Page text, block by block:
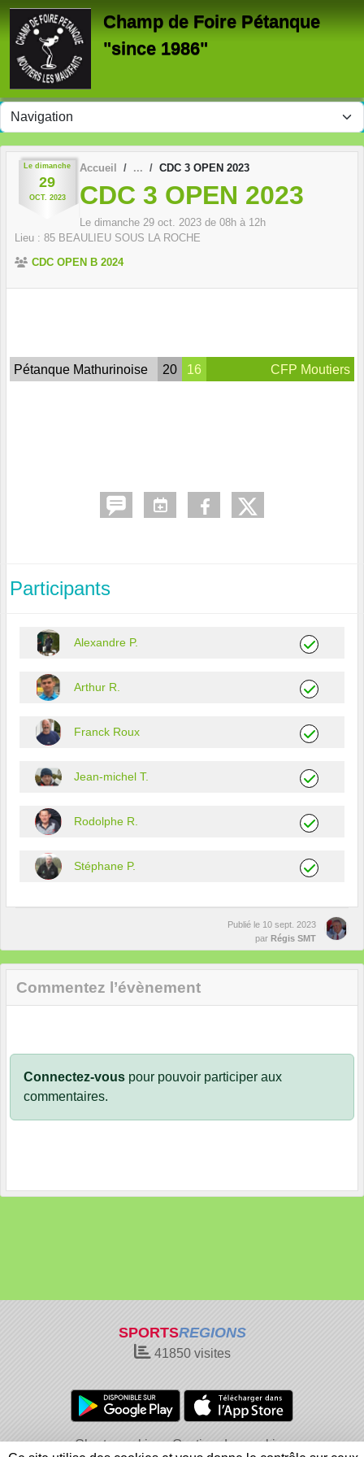
Champ de Foire Pétanque
"since 1986"
Le dimanche
29
OCT. 2023
Accueil CDC 3 OPEN 2023
CDC 3 OPEN 2023
Le dimanche 29 oct. 2023 de 08h à 12h
Lieu : 85 BEAULIEU SOUS LA ROCHE
CDC OPEN B 2024
Pétanque Mathurinoise 20 16 CFP Moutiers
Participants
Alexandre P.
Arthur R.
Franck Roux
Jean-michel T.
Rodolphe R.
Stéphane P.
Publié le 10 sept. 2023
par Régis SMT
Commentez l’évènement
Connectez-vous pour pouvoir participer aux
commentaires.
SPORTSREGIONS
41850visites
Charte cookies
Gestion des cookies
Panneau de gestion des cookies